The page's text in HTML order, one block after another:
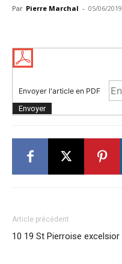
Par Pierre Marchal - 05/06/2019
Envoyer l'article en PDF
Article précédent
10 19 St Pierroise excelsior